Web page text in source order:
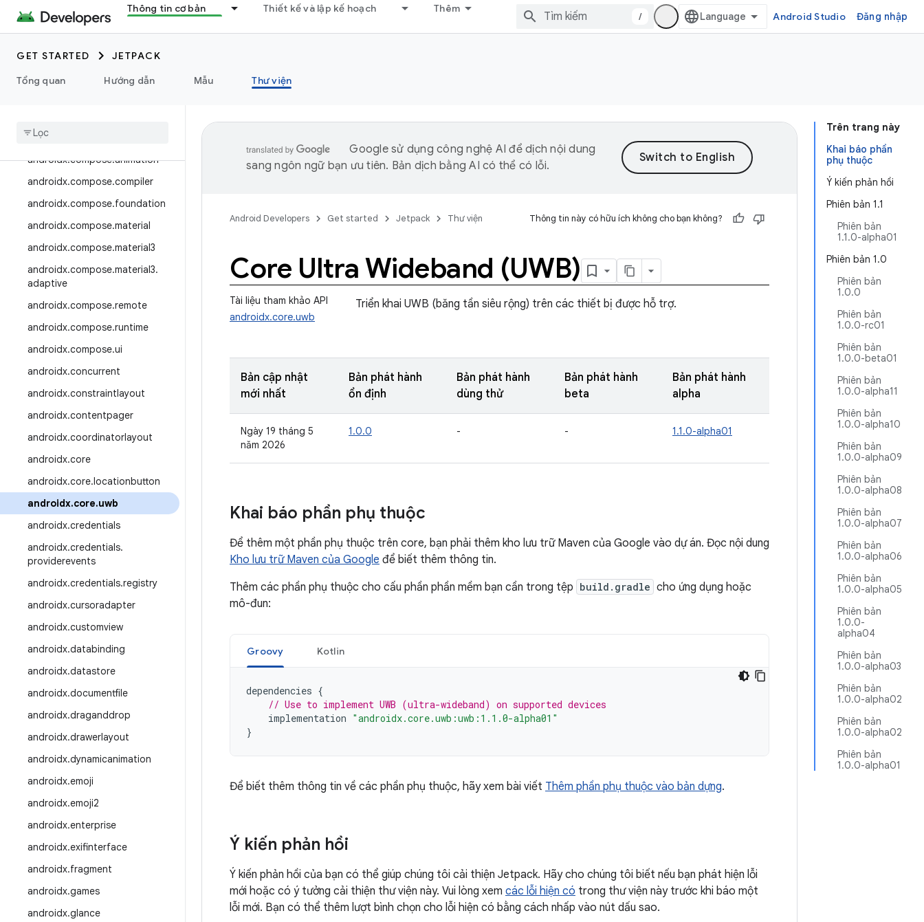
Thông tin cơ bản Thiết kế và lập kế hoạch Thêm
/ Android Studio Đăng nhập
GET STARTED
JETPACK
Tổng quan
Hướng dẫn Mẫu Thư viện
androidx.camera.media3
androidx.camera.viewfinder
androidx.car
androidx
androidx.compose.animation
androidx.compose.compiler
androidx.compose.foundation
androidx.compose.material
androidx.compose.material3
androidx.compose.material3.
adaptive
androidx.compose.remote
androidx.compose.runtime
androidx.compose.ui
androidx.concurrent
androidx.constraintlayout
androidx.contentpager
androidx.coordinatorlayout
androidx.core
androidx.core.locationbutton
androidx.core.uwb
androidx.credentials
androidx.credentials.
providerevents
androidx.credentials.registry
androidx.cursoradapter
androidx.customview
androidx.databinding
androidx.datastore
androidx.documentfile
androidx.draganddrop
androidx.drawerlayout
androidx.dynamicanimation
androidx.emoji
androidx.emoji2
androidx.enterprise
androidx.exifinterface
androidx.fragment
androidx.games
androidx.glance
Trên trang này
Khai báo phần
phụ thuộc
Ý kiến phản hồi
Phiên bản 1.1
Phiên bản
1.1.0-alpha01
Phiên bản 1.0
Phiên bản
1.0.0
Phiên bản
1.0.0-rc01
Phiên bản
1.0.0-beta01
Phiên bản
1.0.0-alpha11
Phiên bản
1.0.0-alpha10
Phiên bản
1.0.0-alpha09
Phiên bản
1.0.0-alpha08
Phiên bản
1.0.0-alpha07
Phiên bản
1.0.0-alpha06
Phiên bản
1.0.0-alpha05
Phiên bản
1.0.0-
alpha04
Phiên bản
1.0.0-alpha03
Phiên bản
1.0.0-alpha02
Phiên bản
1.0.0-alpha02
Phiên bản
1.0.0-alpha01
Google sử dụng công nghệ AI để dịch nội dung
sang ngôn ngữ bạn ưu tiên. Bản dịch bằng AI có thể có lỗi.
Android Developers Get started Jetpack Thư viện Thông tin này có hữu ích không cho bạn không?
Core Ultra Wideband (UWB)
Tài liệu tham khảo API
androidx.core.uwb
Triển khai UWB (băng tần siêu rộng) trên các thiết bị được hỗ trợ.
Bản cập nhật
mới nhất
Bản phát hành
ổn định
Bản phát hành
dùng thử
Bản phát hành
beta
Bản phát hành
alpha
Ngày 19 tháng 5
năm 2026
1.0.0 - - 1.1.0-alpha01
Khai báo phần phụ thuộc
Để thêm một phần phụ thuộc trên core, bạn phải thêm kho lưu trữ Maven của Google vào dự án. Đọc nội dung
Kho lưu trữ Maven của Google để biết thêm thông tin.
Thêm các phần phụ thuộc cho cấu phần phần mềm bạn cần trong tệp build.gradle cho ứng dụng hoặc
mô-đun:
Groovy Kotlin
dependencies {
// Use to implement UWB (ultra-wideband) on supported devices
implementation "androidx.core.uwb:uwb:1.1.0-alpha01"
}
Để biết thêm thông tin về các phần phụ thuộc, hãy xem bài viết Thêm phần phụ thuộc vào bản dựng.
Ý kiến phản hồi
Ý kiến phản hồi của bạn có thể giúp chúng tôi cải thiện Jetpack. Hãy cho chúng tôi biết nếu bạn phát hiện lỗi
mới hoặc có ý tưởng cải thiện thư viện này. Vui lòng xem các lỗi hiện có trong thư viện này trước khi báo một
lỗi mới. Bạn có thể thêm lượt bình chọn cho lỗi hiện có bằng cách nhấp vào nút dấu sao.